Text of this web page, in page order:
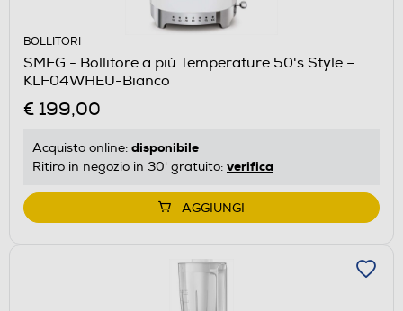
BOLLITORI
SMEG - Bollitore a più Temperature 50's Style –
KLF04WHEU-Bianco
€ 199,00
Acquisto online: disponibile
Ritiro in negozio in 30' gratuito: verifica
AGGIUNGI